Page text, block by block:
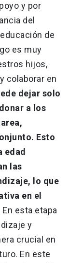
y por
del
de
es muy
hijos,
colaborar en
dejar solo
a los
Esto
edad
las
lo que
en el
esta etapa
y
crucial en
En este